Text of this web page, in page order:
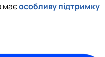
маєособливу підтримку